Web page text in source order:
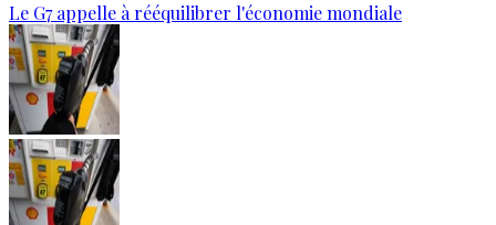
Le G7 appelle à rééquilibrer l'économie mondiale